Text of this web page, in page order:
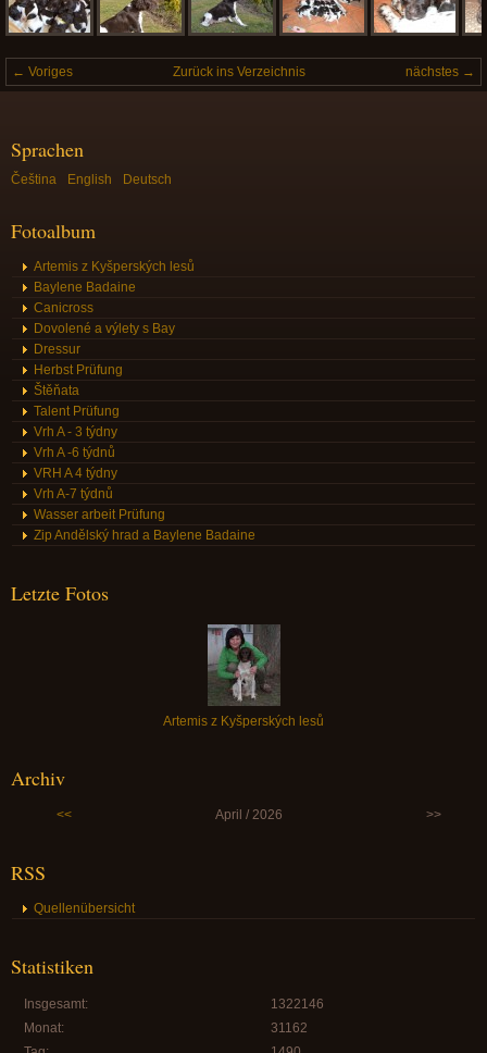
← Voriges nächstes →
Zurück ins Verzeichnis
Sprachen
Čeština English Deutsch
Fotoalbum
Artemis z Kyšperských lesů
Baylene Badaine
Canicross
Dovolené a výlety s Bay
Dressur
Herbst Prüfung
Štěňata
Talent Prüfung
Vrh A - 3 týdny
Vrh A -6 týdnů
VRH A 4 týdny
Vrh A-7 týdnů
Wasser arbeit Prüfung
Zip Andělský hrad a Baylene Badaine
Letzte Fotos
Artemis z Kyšperských lesů
Archiv
<< April / 2026 >>
RSS
Quellenübersicht
Statistiken
Insgesamt:
1322146
Monat:
31162